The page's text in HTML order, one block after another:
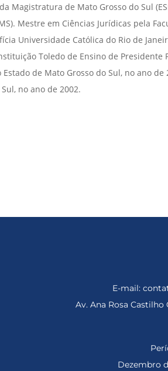
Magistratura de Mato Grosso do Sul
Mestre em Ciências Jurídicas pela
Universidade Católica do Rio de
Toledo de Ensino de Presidente
Estado de Mato Grosso do Sul, no ano
no ano de 2002.
E-mail:
Av. Ana Rosa
Dezembro